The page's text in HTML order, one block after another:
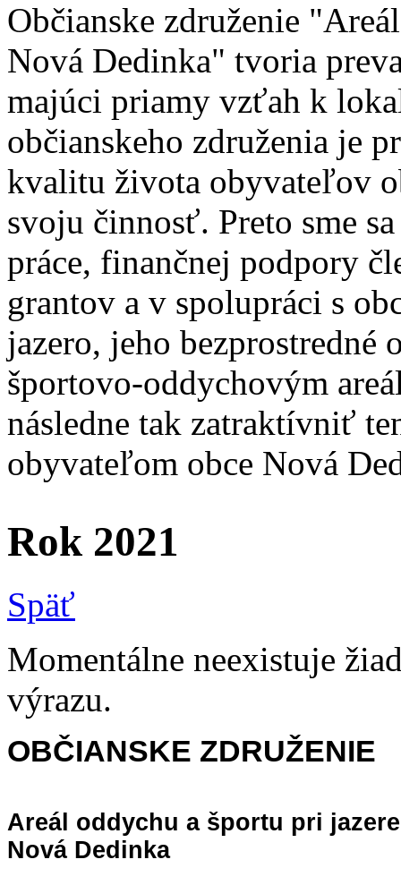
Občianske združenie
Nová Dedinka" tvoria
majúci priamy vzťah k
občianskeho združenia je
kvalitu života obyvateľov
svoju činnosť. Preto sme
práce, finančnej podpory
grantov a v spolupráci s
jazero, jeho
športovo-oddychovým
následne tak zatraktívniť
obyvateľom obce Nová
Rok 2021
Späť
Momentálne neexistuje
výrazu.
OBČIANSKE ZDRUŽENIE
Areál oddychu a športu pri
Nová Dedinka